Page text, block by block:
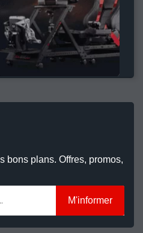
bons plans. Offres, promos,
M'informer